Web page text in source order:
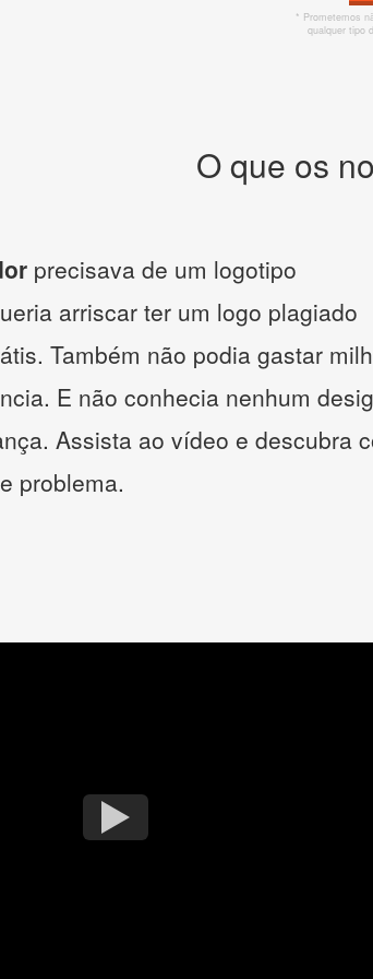
* Prometemos
qualquer tipo
O que os
precisava de um logotipo
arriscar ter um logo plagiado
Também não podia gastar
E não conhecia nenhum
Assista ao vídeo e descubra
problema.